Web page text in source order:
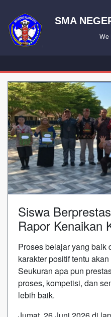
SMA
We
Siswa
Rapor Kenaikan
Proses belajar yang baik
karakter positif tentu
Seukuran apa pun
proses, kompetisi, dan
lebih baik.